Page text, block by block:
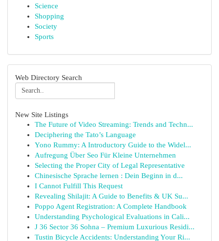
Science
Shopping
Society
Sports
Web Directory Search
New Site Listings
The Future of Video Streaming: Trends and Techn...
Deciphering the Tato’s Language
Yono Rummy: A Introductory Guide to the Widel...
Aufregung Über Seo Für Kleine Unternehmen
Selecting the Proper City of Legal Representative
Chinesische Sprache lernen : Dein Beginn in d...
I Cannot Fulfill This Request
Revealing Shilajit: A Guide to Benefits & UK Su...
Poppo Agent Registration: A Complete Handbook
Understanding Psychological Evaluations in Cali...
J 36 Sector 36 Sohna – Premium Luxurious Residi...
Tustin Bicycle Accidents: Understanding Your Ri...